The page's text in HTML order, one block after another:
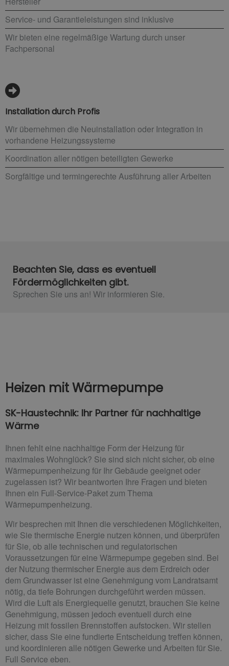
Service- und Garantieleistungen sind inklusive
Wir bieten eine regelmäßige Wartung durch unser
Fachpersonal
Installation durch Profis
Wir übernehmen die Neuinstallation oder Integration in
vorhandene Heizungssysteme
Koordination aller nötigen beteiligten Gewerke
Sorgfältige und termingerechte Ausführung aller Arbeiten
Beachten Sie, dass es eventuell
Fördermöglichkeiten gibt.
Sprechen Sie uns an! Wir informieren Sie.
Heizen mit Wärmepumpe
SK-Haustechnik: Ihr Partner für nachhaltige
Wärme
Ihnen fehlt eine nachhaltige Form der Heizung für
maximales Wohnglück? Sie sind sich nicht sicher, ob eine
Wärmepumpenheizung für Ihr Gebäude geeignet oder
zugelassen ist? Wir beantworten Ihre Fragen und bieten
Ihnen ein Full-Service-Paket zum Thema
Wärmepumpenheizung.
Wir besprechen mit Ihnen die verschiedenen Möglichkeiten,
wie Sie thermische Energie nutzen können, und überprüfen
für Sie, ob alle technischen und regulatorischen
Voraussetzungen für eine Wärmepumpe gegeben sind. Bei
der Nutzung thermischer Energie aus dem Erdreich oder
dem Grundwasser ist eine Genehmigung vom Landratsamt
nötig, da tiefe Bohrungen durchgeführt werden müssen.
Wird die Luft als Energiequelle genutzt, brauchen Sie keine
Genehmigung, müssen jedoch eventuell durch eine
Heizung mit fossilen Brennstoffen aufstocken. Wir stellen
sicher, dass Sie eine fundierte Entscheidung treffen können,
und koordinieren alle nötigen Gewerke und Arbeiten für Sie.
Full Service eben.